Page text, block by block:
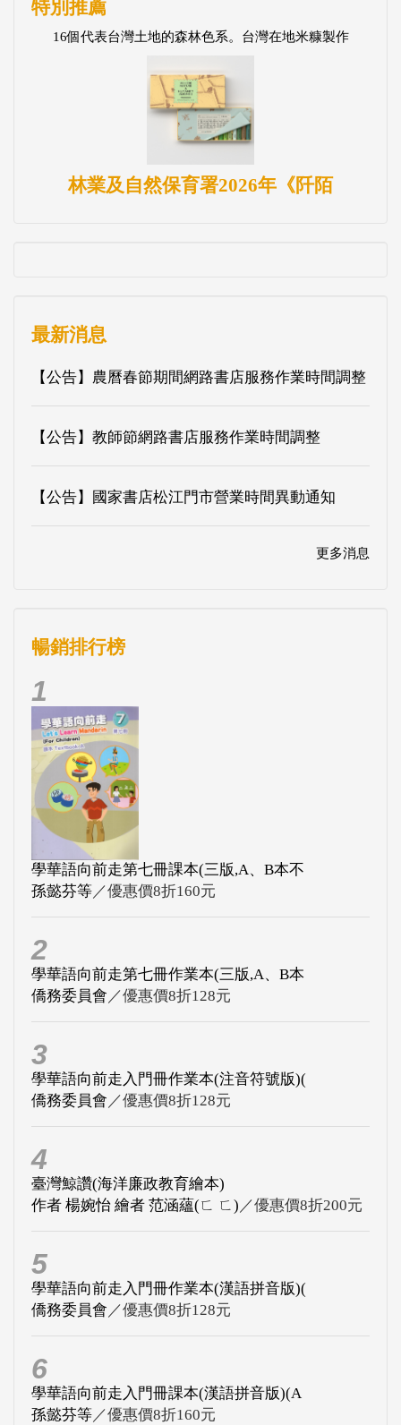
特別推薦
16個代表台灣土地的森林色系。台灣在地米糠製作
林業及自然保育署2026年《阡陌
最新消息
【公告】農曆春節期間網路書店服務作業時間調整
【公告】教師節網路書店服務作業時間調整
【公告】國家書店松江門市營業時間異動通知
更多消息
暢銷排行榜
1
學華語向前走第七冊課本(三版,A、B本不
孫懿芬等／優惠價8折160元
2
學華語向前走第七冊作業本(三版,A、B本
僑務委員會 ／優惠價8折128元
3
學華語向前走入門冊作業本(注音符號版)(
僑務委員會 ／優惠價8折128元
4
臺灣鯨讚(海洋廉政教育繪本)
作者 楊婉怡 繪者 范涵蘊(ㄈ ㄈ) ／優惠價8折200元
5
學華語向前走入門冊作業本(漢語拼音版)(
僑務委員會 ／優惠價8折128元
6
學華語向前走入門冊課本(漢語拼音版)(A
孫懿芬等／優惠價8折160元